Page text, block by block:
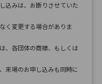
込みは、お断りさせていた
く変更する場合がありま
、各団体の商標、もしくは
来場のお申し込みも同時に